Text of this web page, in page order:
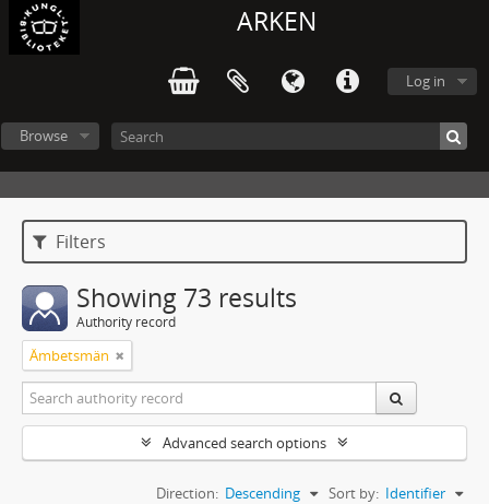
ARKEN
Log in
Browse
Filters
Showing 73 results
Authority record
Ämbetsmän
Advanced search options
Sort by: Identifier
Direction: Descending